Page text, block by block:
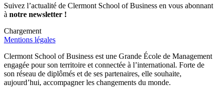
Suivez l’actualité de Clermont School of Business en vous abonnant
à notre newsletter !
Chargement
Mentions légales
Clermont School of Business est une Grande École de Management
engagée pour son territoire et connectée à l’international. Forte de
son réseau de diplômés et de ses partenaires, elle souhaite,
aujourd’hui, accompagner les changements du monde.